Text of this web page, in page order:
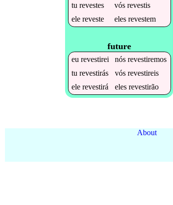
turevestes vósrevestis
elereveste elesrevestem
future
eurevestirei nósrevestiremos
turevestirás vósrevestireis
elerevestirá elesrevestirão
About